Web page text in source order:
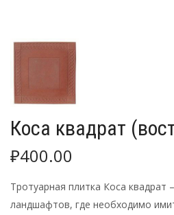
Коса квадрат
₽400.00
Тротуарная плитка Коса квадрат
ландшафтов, где необходимо